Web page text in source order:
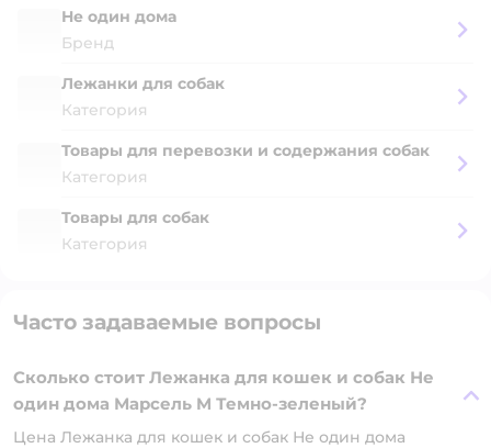
Не один дома
Бренд
Лежанки для собак
Категория
Товары для перевозки и содержания собак
Категория
Товары для собак
Категория
Часто задаваемые вопросы
Сколько стоит Лежанка для кошек и собак Не
один дома Марсель M Темно-зеленый?
Цена Лежанка для кошек и собак Не один дома